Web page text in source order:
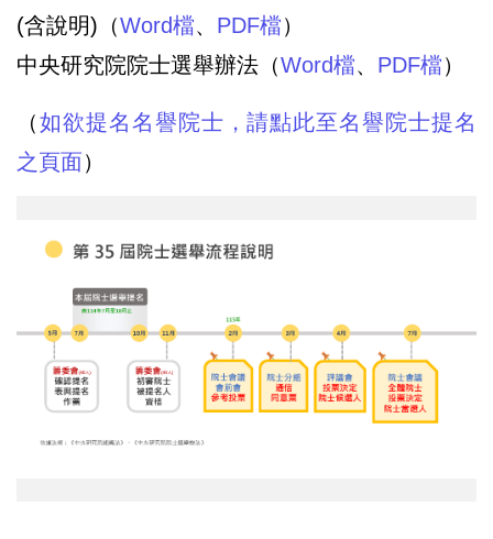
(含說明)（Word檔、 PDF檔）
中央研究院院士選舉辦法（Word檔、 PDF檔）
（如欲提名名譽院士，請點此至名譽院士提名
之頁面）